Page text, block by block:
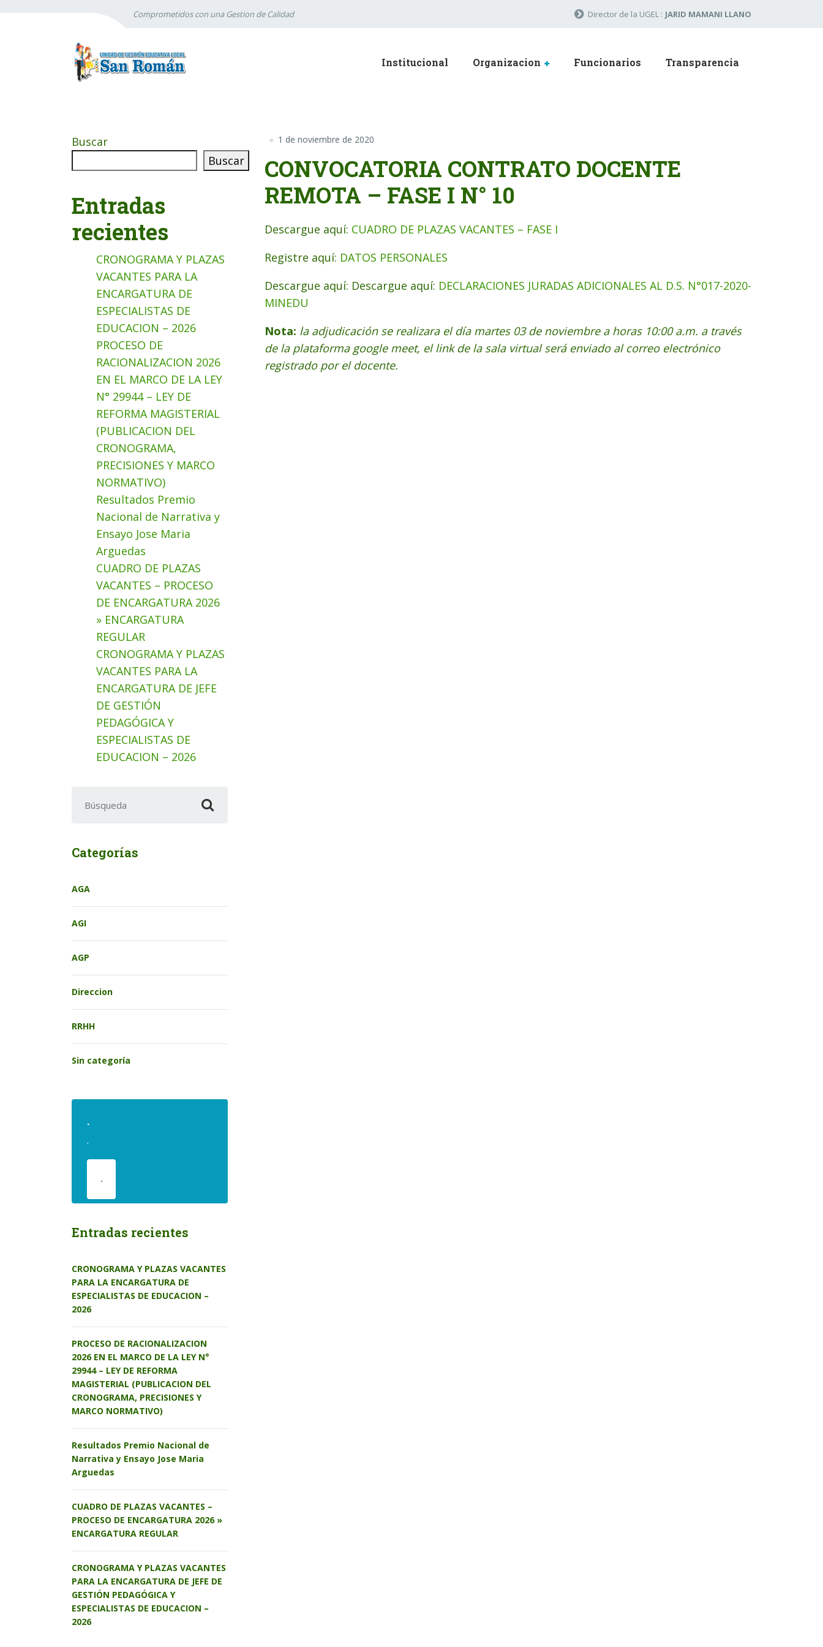
Comprometidos con una Gestion de Calidad Director de la UGEL : JARID MAMANI LLANO
Institucional Organizacion Funcionarios Transparencia
1 de noviembre de 2020
CONVOCATORIA CONTRATO DOCENTE
REMOTA – FASE I N° 10
Descargue aquí: CUADRO DE PLAZAS VACANTES – FASE I
Registre aquí: DATOS PERSONALES
Descargue aquí: Descargue aquí: DECLARACIONES JURADAS ADICIONALES AL D.S. N°017-2020-
MINEDU
Nota: la adjudicación se realizara el día martes 03 de noviembre a horas 10:00 a.m. a través
de la plataforma google meet, el link de la sala virtual será enviado al correo electrónico
registrado por el docente.
Buscar
Buscar
Entradas
recientes
CRONOGRAMA Y PLAZAS
VACANTES PARA LA
ENCARGATURA DE
ESPECIALISTAS DE
EDUCACION – 2026
PROCESO DE
RACIONALIZACION 2026
EN EL MARCO DE LA LEY
N° 29944 – LEY DE
REFORMA MAGISTERIAL
(PUBLICACION DEL
CRONOGRAMA,
PRECISIONES Y MARCO
NORMATIVO)
Resultados Premio
Nacional de Narrativa y
Ensayo Jose Maria
Arguedas
CUADRO DE PLAZAS
VACANTES – PROCESO
DE ENCARGATURA 2026
» ENCARGATURA
REGULAR
CRONOGRAMA Y PLAZAS
VACANTES PARA LA
ENCARGATURA DE JEFE
DE GESTIÓN
PEDAGÓGICA Y
ESPECIALISTAS DE
EDUCACION – 2026
Categorías
AGA
AGI
AGP
Direccion
RRHH
Sin categoría
.
.
.
Entradas recientes
CRONOGRAMA Y PLAZAS VACANTES
PARA LA ENCARGATURA DE
ESPECIALISTAS DE EDUCACION –
2026
PROCESO DE RACIONALIZACION
2026 EN EL MARCO DE LA LEY N°
29944 – LEY DE REFORMA
MAGISTERIAL (PUBLICACION DEL
CRONOGRAMA, PRECISIONES Y
MARCO NORMATIVO)
Resultados Premio Nacional de
Narrativa y Ensayo Jose Maria
Arguedas
CUADRO DE PLAZAS VACANTES –
PROCESO DE ENCARGATURA 2026 »
ENCARGATURA REGULAR
CRONOGRAMA Y PLAZAS VACANTES
PARA LA ENCARGATURA DE JEFE DE
GESTIÓN PEDAGÓGICA Y
ESPECIALISTAS DE EDUCACION –
2026